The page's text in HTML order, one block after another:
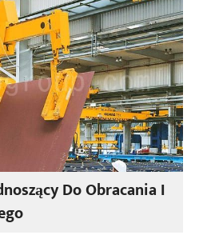
Do Obracania I